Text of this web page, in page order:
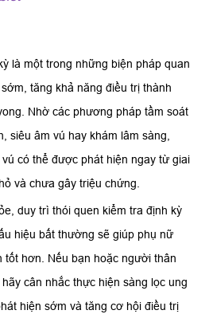
là một trong những biện pháp quan
tăng khả năng điều trị thành
Nhờ các phương pháp tầm soát
siêu âm vú hay khám lâm sàng,
có thể được phát hiện ngay từ giai
và chưa gây triệu chứng.
duy trì thói quen kiểm tra định kỳ
hiệu bất thường sẽ giúp phụ nữ
tốt hơn. Nếu bạn hoặc người thân
cân nhắc thực hiện sàng lọc ung
hiện sớm và tăng cơ hội điều trị